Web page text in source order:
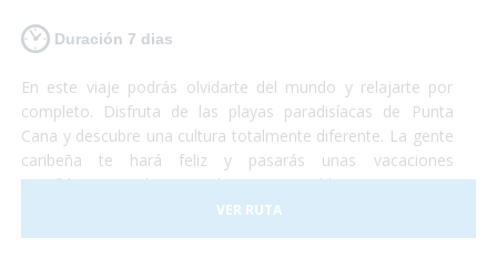
Duración 7 dias
En este viaje podrás olvidarte del mundo y relajarte por
completo. Disfruta de las playas paradisíacas de Punta
Cana y descubre una cultura totalmente diferente. La gente
caribeña te hará feliz y pasarás unas vacaciones
increíbles en un lugar totalmente accesible para personas
con discapacidad. ¡Sólo deberás preocuparte por disfrutar!
VER RUTA